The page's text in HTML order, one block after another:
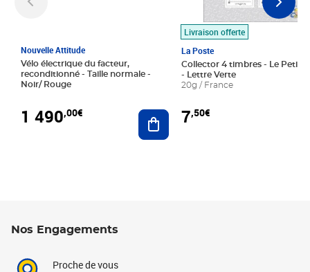
Nouvelle Attitude
Vélo électrique du facteur,
reconditionné - Taille normale -
Noir/ Rouge
1 490,00€ Ajouter au panier
Livraison offerte
La Poste
Collector 4 timbres - Le Petit
- Lettre Verte
20g / France
7,50€
Nos Engagements
Proche de vous